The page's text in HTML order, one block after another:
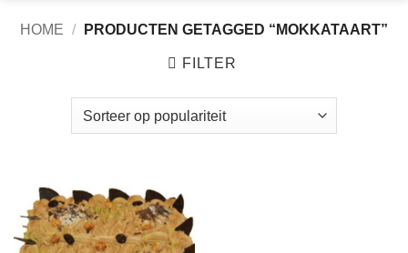
HOME / PRODUCTEN GETAGGED “MOKKATAART”
FILTER